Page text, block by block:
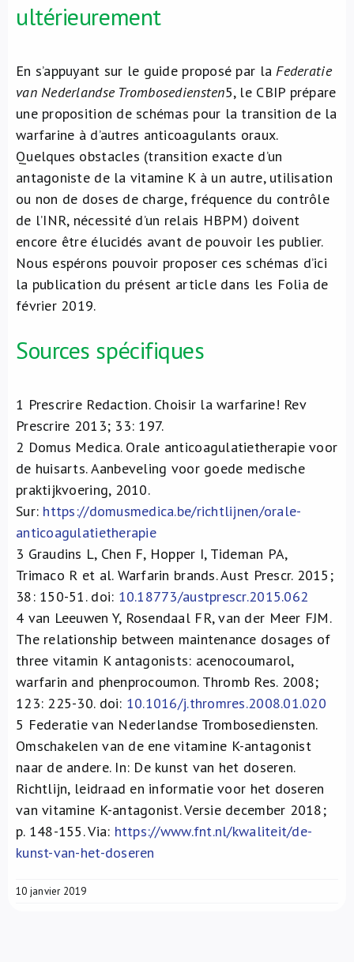
ultérieurement
En s’appuyant sur le guide proposé par laFederatie
van Nederlandse Trombosediensten5, le CBIP prépare
une proposition de schémas pour la transition de la
warfarine à d’autres anticoagulants oraux.
Quelques obstacles (transition exacte d’un
antagoniste de la vitamine K à un autre, utilisation
ou non de doses de charge, fréquence du contrôle
de l’INR, nécessité d’un relais HBPM) doivent
encore être élucidés avant de pouvoir les publier.
Nous espérons pouvoir proposer ces schémas d’ici
la publication du présent article dans les Folia de
février 2019.
Sources spécifiques
1 Prescrire Redaction. Choisir la warfarine! Rev
Prescrire 2013; 33: 197.
2 Domus Medica. Orale anticoagulatietherapie voor
de huisarts. Aanbeveling voor goede medische
praktijkvoering, 2010.
Sur: https://domusmedica.be/richtlijnen/orale-
anticoagulatietherapie​
3 Graudins L, Chen F, Hopper I, Tideman PA,
Trimaco R et al. Warfarin brands. Aust Prescr. 2015;
38: 150-51. doi: 10.18773/austprescr.2015.062
4 van Leeuwen Y, Rosendaal FR, van der Meer FJM.
The relationship between maintenance dosages of
three vitamin K antagonists: acenocoumarol,
warfarin and phenprocoumon. Thromb Res. 2008;
123: 225-30. doi: 10.1016/j.thromres.2008.01.020
5 Federatie van Nederlandse Trombosediensten.
Omschakelen van de ene vitamine K-antagonist
naar de andere. In: De kunst van het doseren.
Richtlijn, leidraad en informatie voor het doseren
van vitamine K-antagonist. Versie december 2018;
p. 148-155. Via: https://www.fnt.nl/kwaliteit/de-
kunst-van-het-doseren
10 janvier 2019